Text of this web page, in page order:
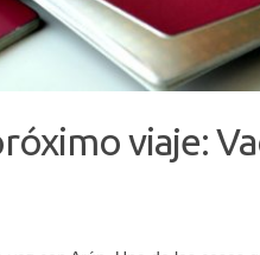
viaje: